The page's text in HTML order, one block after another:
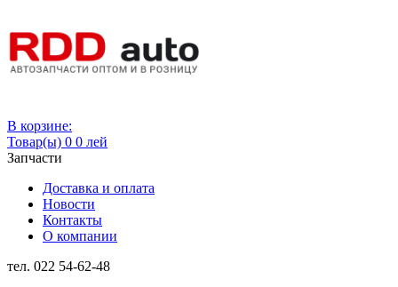
В корзине:
Товар(ы) 0 0 лей
Запчасти
Доставка и оплата
Новости
Контакты
О компании
тел. 022 54-62-48